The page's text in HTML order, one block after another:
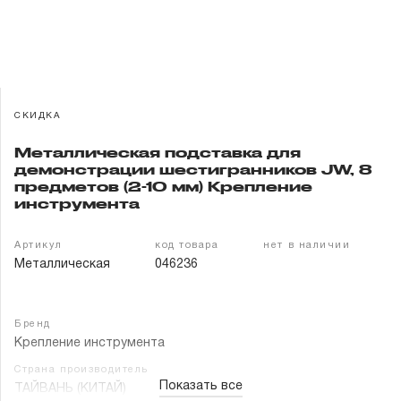
Партнерам
Контакты
СКИДКА
Металлическая подставка для
демонстрации шестигранников JW, 8
предметов (2-10 мм) Крепление
инструмента
Артикул
Металлическая
код товара
046236
нет в наличии
Бренд
Крепление инструмента
Страна производитель
ТАЙВАНЬ (КИТАЙ) Показать все